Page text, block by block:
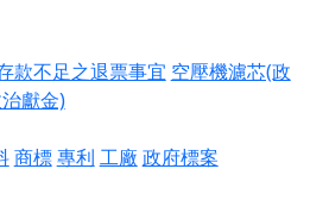
款不足之退票事宜 空壓機濾芯(政
獻金)
商標專利 工廠 政府標案